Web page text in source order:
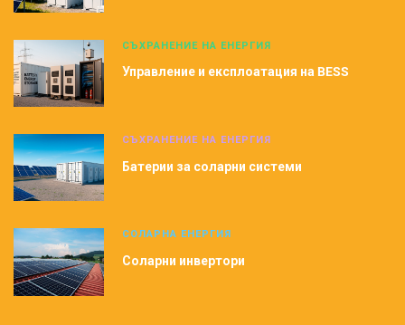
СЪХРАНЕНИЕ НА ЕНЕРГИЯ
Управление и експлоатация на BESS
СЪХРАНЕНИЕ НА ЕНЕРГИЯ
Батерии за соларни системи
СОЛАРНА ЕНЕРГИЯ
Соларни инвертори